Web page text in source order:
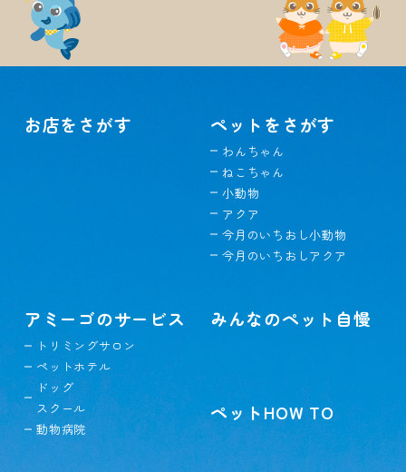
お店をさがす ペットをさがす
わんちゃん
ねこちゃん
小動物
アクア
今月のいちおし小動物
今月のいちおしアクア
アミーゴのサービス
トリミングサロン
ペットホテル
ドッグ
スクール
動物病院
みんなのペット自慢
ペットHOW TO